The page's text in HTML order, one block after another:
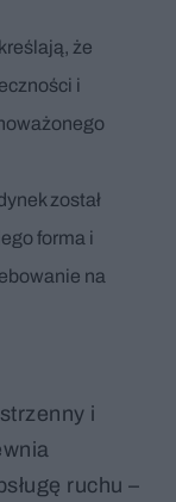
że
i
został
forma i
na
i
ruchu –